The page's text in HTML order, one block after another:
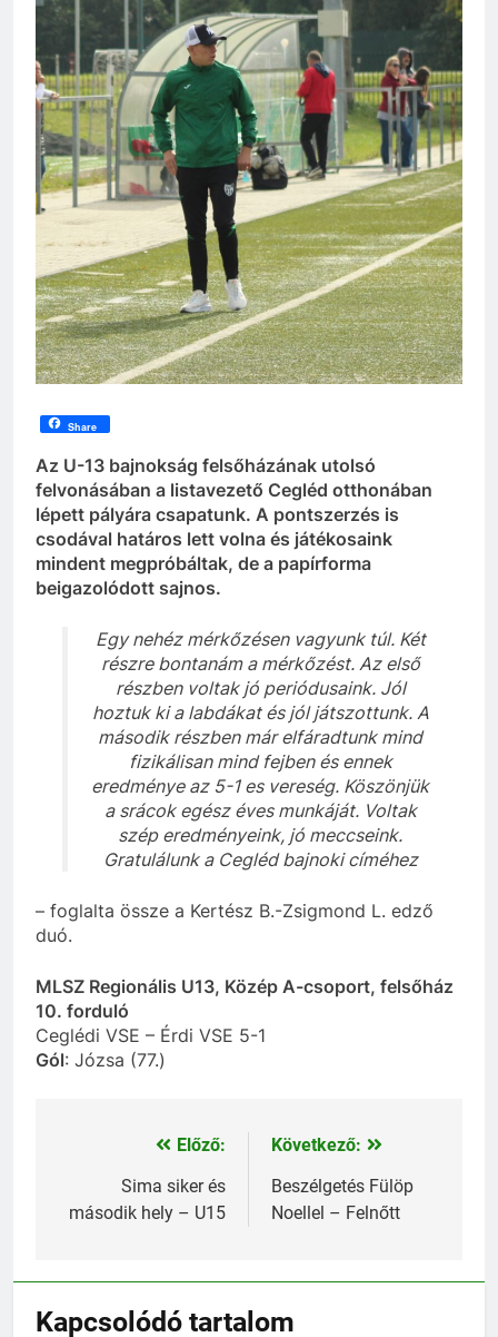
Share
Az U-13 bajnokság felsőházának utolsó
felvonásában a listavezető Cegléd otthonában
lépett pályára csapatunk. A pontszerzés is
csodával határos lett volna és játékosaink
mindent megpróbáltak, de a papírforma
beigazolódott sajnos.
Egy nehéz mérkőzésen vagyunk túl. Két
részre bontanám a mérkőzést. Az első
részben voltak jó periódusaink. Jól
hoztuk ki a labdákat és jól játszottunk. A
második részben már elfáradtunk mind
fizikálisan mind fejben és ennek
eredménye az 5-1 es vereség. Köszönjük
a srácok egész éves munkáját. Voltak
szép eredményeink, jó meccseink.
Gratulálunk a Cegléd bajnoki címéhez
– foglalta össze a Kertész B.-Zsigmond L. edző
duó.
MLSZ Regionális U13, Közép A-csoport, felsőház
10. forduló
Ceglédi VSE – Érdi VSE 5-1
Gól: Józsa (77.)
Bejegyzés
navigáció
Előző:
Sima siker és
második hely – U15
Következő:
Beszélgetés Fülöp
Noellel – Felnőtt
Kapcsolódó tartalom